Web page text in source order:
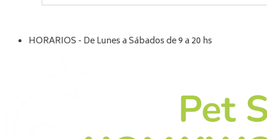
HORARIOS - De Lunes a Sábados de 9 a 20 hs